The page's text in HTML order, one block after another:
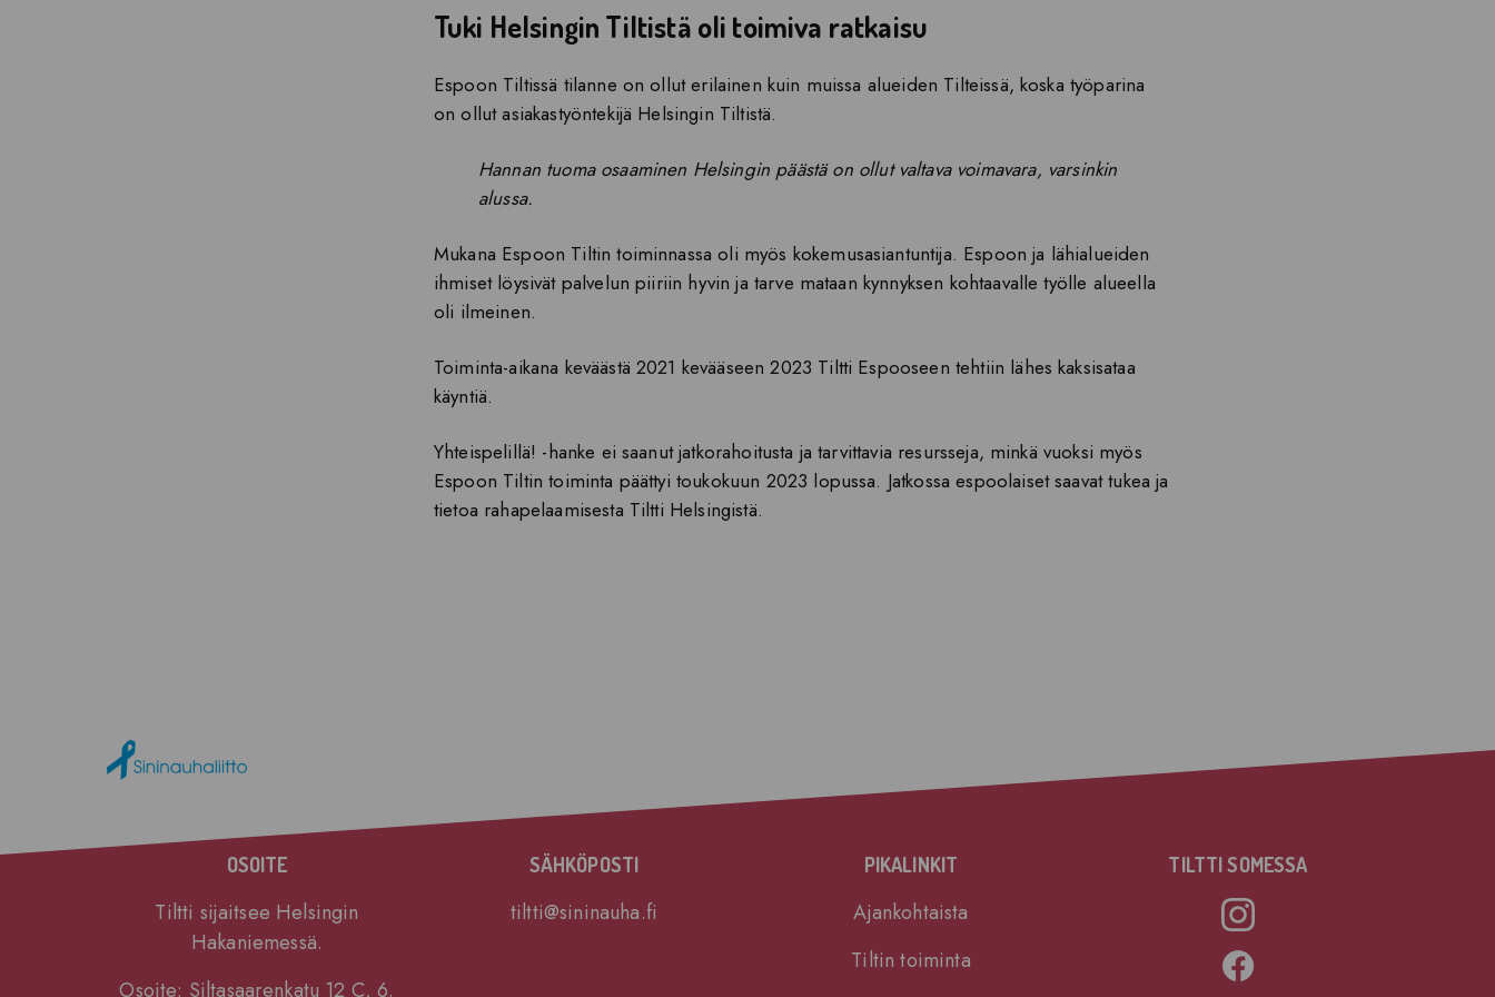
Tuki Helsingin Tiltistä oli toimiva ratkaisu
Espoon Tiltissä tilanne on ollut erilainen kuin muissa alueiden Tilteissä, koska työparina
on ollut asiakastyöntekijä Helsingin Tiltistä.
Hannan tuoma osaaminen Helsingin päästä on ollut valtava voimavara, varsinkin
alussa.
Mukana Espoon Tiltin toiminnassa oli myös kokemusasiantuntija. Espoon ja lähialueiden
ihmiset löysivät palvelun piiriin hyvin ja tarve mataan kynnyksen kohtaavalle työlle alueella
oli ilmeinen.
Toiminta-aikana keväästä 2021 kevääseen 2023 Tiltti Espooseen tehtiin lähes kaksisataa
käyntiä.
Yhteispelillä! -hanke ei saanut jatkorahoitusta ja tarvittavia resursseja, minkä vuoksi myös
Espoon Tiltin toiminta päättyi toukokuun 2023 lopussa. Jatkossa espoolaiset saavat tukea ja
tietoa rahapelaamisesta Tiltti Helsingistä.
OSOITE
Tiltti sijaitsee Helsingin
Hakaniemessä.
Osoite: Siltasaarenkatu 12 C, 6.
SÄHKÖPOSTI
tiltti@sininauha.fi
PIKALINKIT
Ajankohtaista
Tiltin toiminta
TILTTI SOMESSA